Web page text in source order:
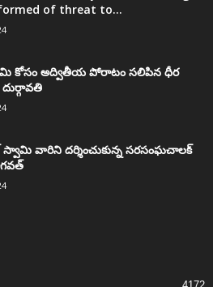
of threat to...
కోసం అద్వితీయ పోరాటం సలిపిన ధీర
వారిని దర్శించుకున్న సరసంఘచాలక్